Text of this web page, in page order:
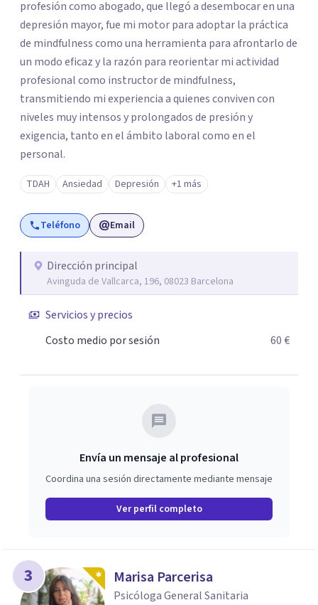
profesión como abogado, que llegó a desembocar en una
depresión mayor, fue mi motor para adoptar la práctica
de mindfulness como una herramienta para afrontarlo de
un modo eficaz y la razón para reorientar mi actividad
profesional como instructor de mindfulness,
transmitiendo mi experiencia a quienes conviven con
niveles muy intensos y prolongados de presión y
exigencia, tanto en el ámbito laboral como en el
personal.
TDAH Ansiedad Depresión +1 más
Teléfono Email
Dirección principal
Avinguda de Vallcarca, 196, 08023 Barcelona
Servicios y precios
Costo medio por sesión
60 €
Envía un mensaje al profesional
Coordina una sesión directamente mediante mensaje
Ver perfil completo
3 Marisa Parcerisa
Psicóloga General Sanitaria